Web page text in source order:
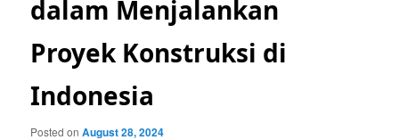
dalam Menjalankan
Proyek Konstruksi di
Indonesia
Posted onAugust 28, 2024